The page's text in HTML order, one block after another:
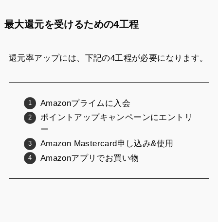
最大還元を受けるための4工程
還元率アップには、下記の4工程が必要になります。
Amazonプライムに入会
ポイントアップキャンペーンにエントリ
ー
Amazon Mastercard申し込み&使用
Amazonアプリでお買い物